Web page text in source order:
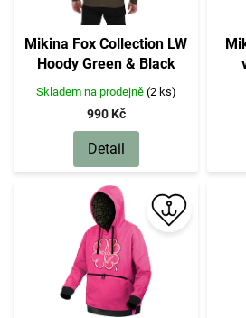
Mikina Fox Collection LW
Hoody Green & Black
Skladem na prodejně (2 ks)
990 Kč
Detail